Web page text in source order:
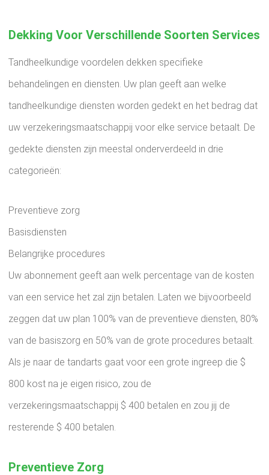
Dekking Voor Verschillende Soorten Services
Tandheelkundige voordelen dekken specifieke
behandelingen en diensten. Uw plan geeft aan welke
tandheelkundige diensten worden gedekt en het bedrag dat
uw verzekeringsmaatschappij voor elke service betaalt. De
gedekte diensten zijn meestal onderverdeeld in drie
categorieën:
Preventieve zorg
Basisdiensten
Belangrijke procedures
Uw abonnement geeft aan welk percentage van de kosten
van een service het zal zijn betalen. Laten we bijvoorbeeld
zeggen dat uw plan 100% van de preventieve diensten, 80%
van de basiszorg en 50% van de grote procedures betaalt.
Als je naar de tandarts gaat voor een grote ingreep die $
800 kost na je eigen risico, zou de
verzekeringsmaatschappij $ 400 betalen en zou jij de
resterende $ 400 betalen.
Preventieve Zorg